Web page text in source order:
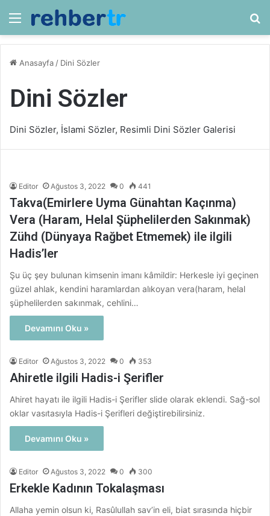
Menü
Anasayfa / Dini Sözler
Dini Sözler
Dini Sözler, İslami Sözler, Resimli Dini Sözler Galerisi
Editor Ağustos 3, 2022 0 441
Takva(Emirlere Uyma Günahtan Kaçınma)
Vera (Haram, Helal Şüphelilerden Sakınmak)
Zühd (Dünyaya Rağbet Etmemek) ile ilgili
Hadis’ler
Şu üç şey bulunan kimsenin imanı kâmildir: Herkesle iyi geçinen
güzel ahlak, kendini haramlardan alıkoyan vera(haram, helal
şüphelilerden sakınmak, cehlini…
Devamını Oku »
Editor Ağustos 3, 2022 0 353
Ahiretle ilgili Hadis-i Şerifler
Ahiret hayatı ile ilgili Hadis-i Şerifler slide olarak eklendi. Sağ-sol
oklar vasıtasıyla Hadis-i Şerifleri değiştirebilirsiniz.
Devamını Oku »
Editor Ağustos 3, 2022 0 300
Erkekle Kadının Tokalaşması
Allaha yemin olsun ki, Rasûlullah sav’in eli, biat sırasında hiçbir